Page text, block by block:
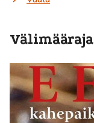
Välimääraja